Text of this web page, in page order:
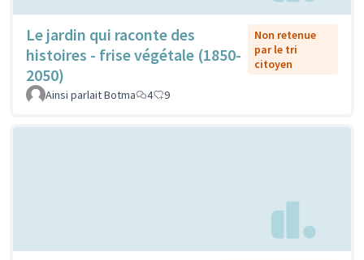
Le jardin qui raconte des
histoires - frise végétale (1850-
2050)
Non retenue
par le tri
citoyen
Ainsi parlait Botma 4 9